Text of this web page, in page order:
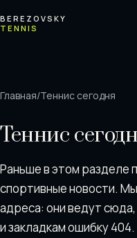
BEREZOVSKY
TENNIS
Главная/Теннис сегодня
Теннис
Раньше в этом разделе
спортивные новости.
адреса: они ведут
и закладкам ошибку